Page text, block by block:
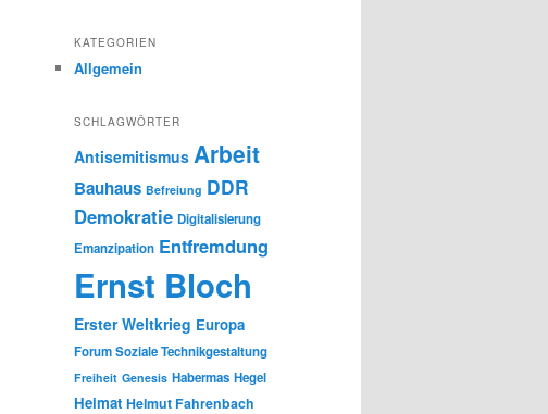
KATEGORIEN
Allgemein
SCHLAGWÖRTER
Antisemitismus Arbeit
Bauhaus Befreiung DDR
Demokratie Digitalisierung
Emanzipation Entfremdung
Ernst Bloch
Erster Weltkrieg Europa
Forum Soziale Technikgestaltung
Freiheit Genesis Habermas Hegel
Heimat Helmut Fahrenbach